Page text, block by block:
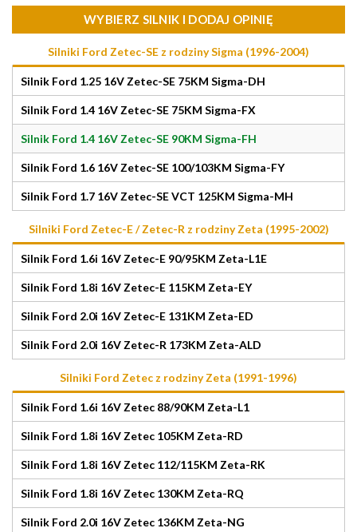
WYBIERZ SILNIK I DODAJ OPINIĘ
Silniki Ford Zetec-SE z rodziny Sigma (1996-2004)
Silnik Ford 1.25 16V Zetec-SE 75KM Sigma-DH
Silnik Ford 1.4 16V Zetec-SE 75KM Sigma-FX
Silnik Ford 1.4 16V Zetec-SE 90KM Sigma-FH
Silnik Ford 1.6 16V Zetec-SE 100/103KM Sigma-FY
Silnik Ford 1.7 16V Zetec-SE VCT 125KM Sigma-MH
Silniki Ford Zetec-E / Zetec-R z rodziny Zeta (1995-2002)
Silnik Ford 1.6i 16V Zetec-E 90/95KM Zeta-L1E
Silnik Ford 1.8i 16V Zetec-E 115KM Zeta-EY
Silnik Ford 2.0i 16V Zetec-E 131KM Zeta-ED
Silnik Ford 2.0i 16V Zetec-R 173KM Zeta-ALD
Silniki Ford Zetec z rodziny Zeta (1991-1996)
Silnik Ford 1.6i 16V Zetec 88/90KM Zeta-L1
Silnik Ford 1.8i 16V Zetec 105KM Zeta-RD
Silnik Ford 1.8i 16V Zetec 112/115KM Zeta-RK
Silnik Ford 1.8i 16V Zetec 130KM Zeta-RQ
Silnik Ford 2.0i 16V Zetec 136KM Zeta-NG